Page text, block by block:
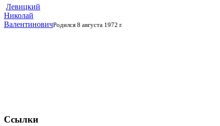
Левицкий
Николай
ВалентиновичРодился 8 августа 1972 г.
Ссылки